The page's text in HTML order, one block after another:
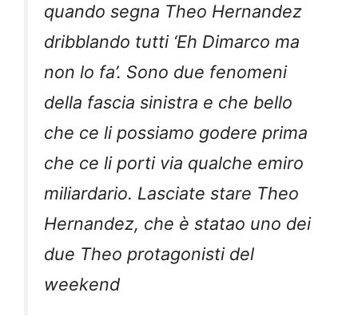
quando segna Theo Hernandez
dribblando tutti ‘Eh Dimarco ma
non lo fa’. Sono due fenomeni
della fascia sinistra e che bello
che ce li possiamo godere prima
che ce li porti via qualche emiro
miliardario. Lasciate stare Theo
Hernandez, che è statao uno dei
due Theo protagonisti del
weekend